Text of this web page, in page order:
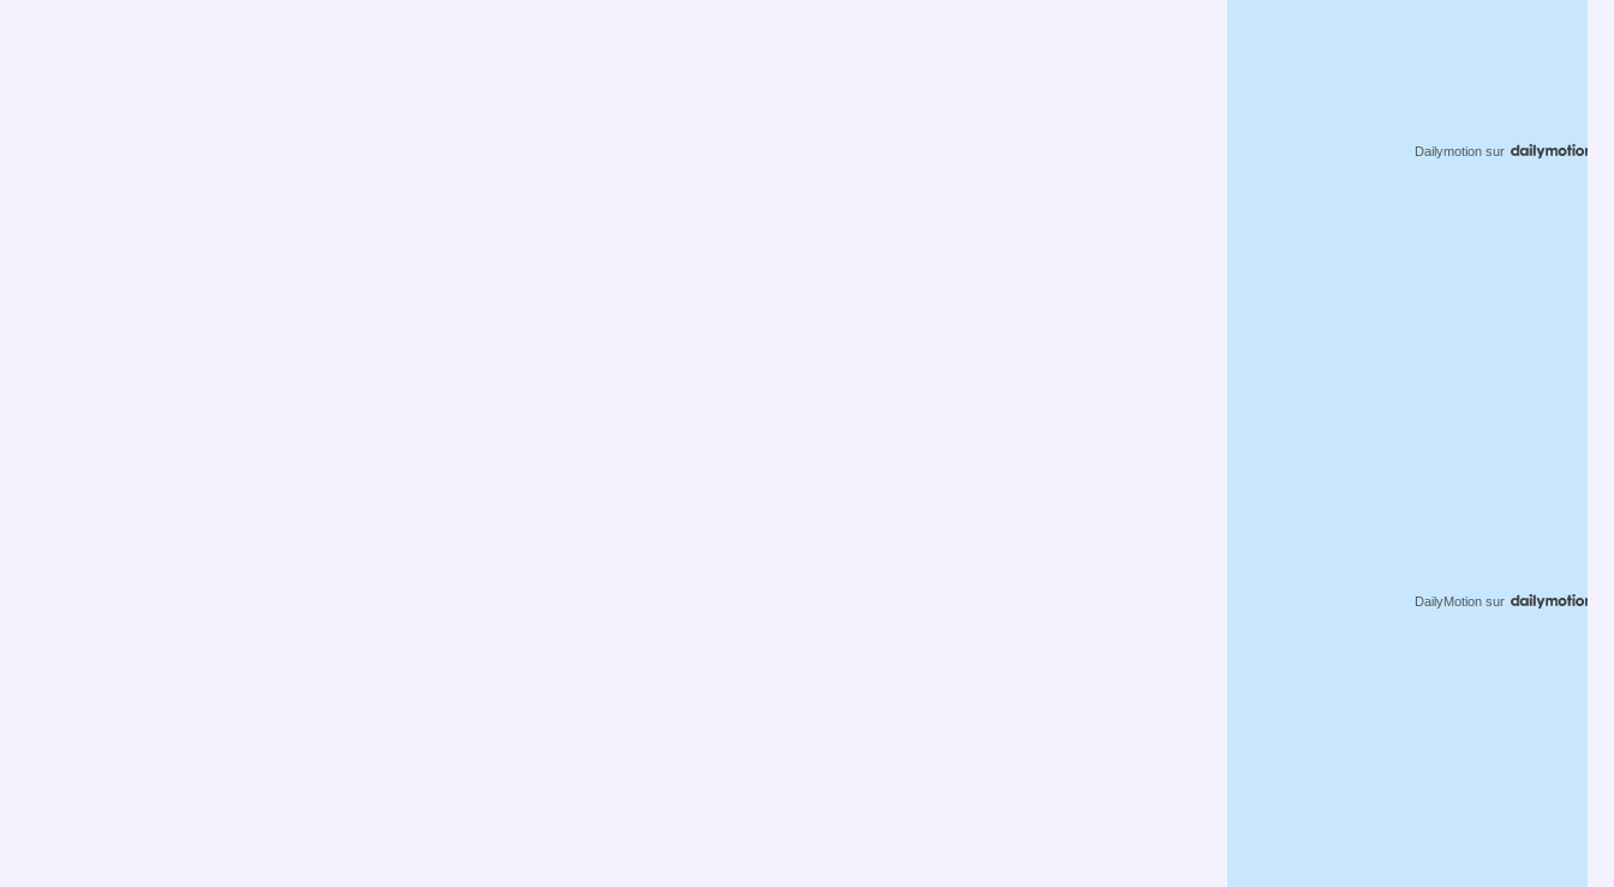
Dailymotion sur
DailyMotion sur